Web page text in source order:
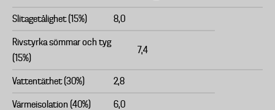
Slitagetålighet (15%) 8,0
Rivstyrka sömmar och tyg
(15%)
7,4
Vattentäthet (30%) 2,8
Värmeisolation (40%) 6,0